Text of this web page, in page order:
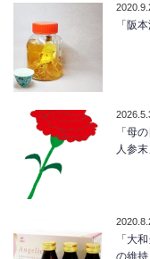
「阪
「母
人参末
「大
の維